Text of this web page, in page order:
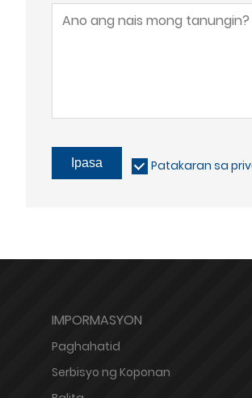
Ipasa Patakaran sa
IMPORMASYON
Paghahatid
Serbisyo ng Koponan